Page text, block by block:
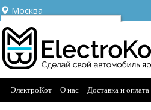
Москва
Ваш город —
Угадали?
ЭлектроКот О нас Доставка и оплата